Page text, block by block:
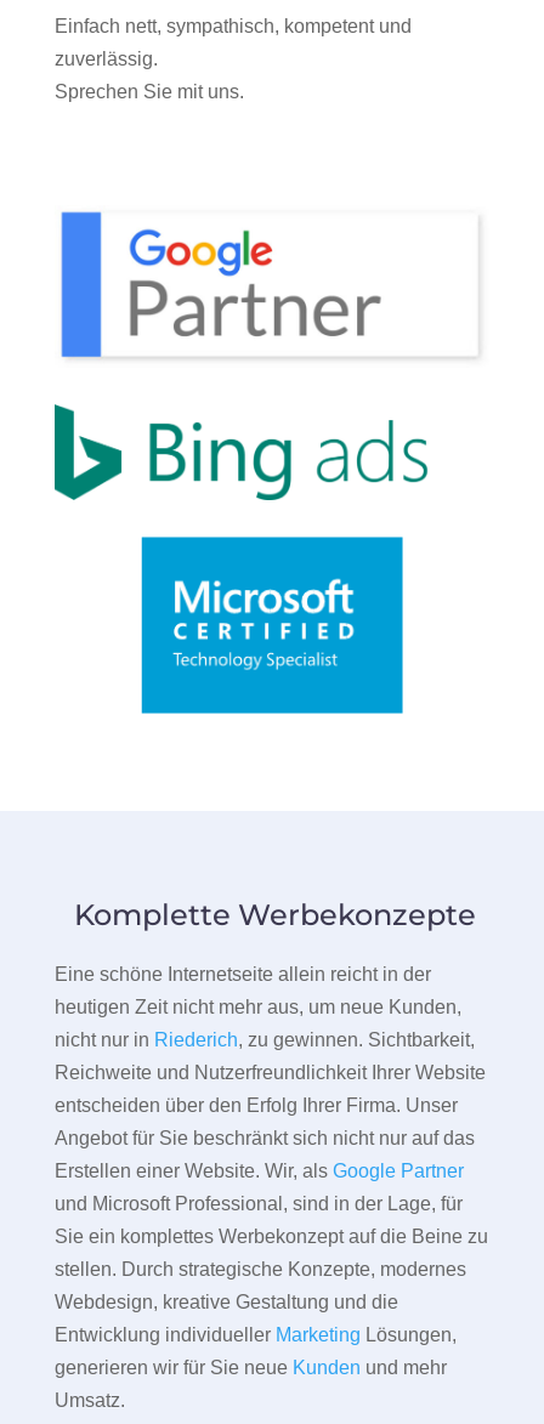
Einfach nett, sympathisch, kompetent und
zuverlässig.
Sprechen Sie mit uns.
Komplette Werbekonzepte
Eine schöne Internetseite allein reicht in der
heutigen Zeit nicht mehr aus, um neue Kunden,
nicht nur in Riederich, zu gewinnen. Sichtbarkeit,
Reichweite und Nutzerfreundlichkeit Ihrer Website
entscheiden über den Erfolg Ihrer Firma. Unser
Angebot für Sie beschränkt sich nicht nur auf das
Erstellen einer Website. Wir, als Google Partner
und Microsoft Professional, sind in der Lage, für
Sie ein komplettes Werbekonzept auf die Beine zu
stellen. Durch strategische Konzepte, modernes
Webdesign, kreative Gestaltung und die
Entwicklung individueller Marketing Lösungen,
generieren wir für Sie neue Kunden und mehr
Umsatz.